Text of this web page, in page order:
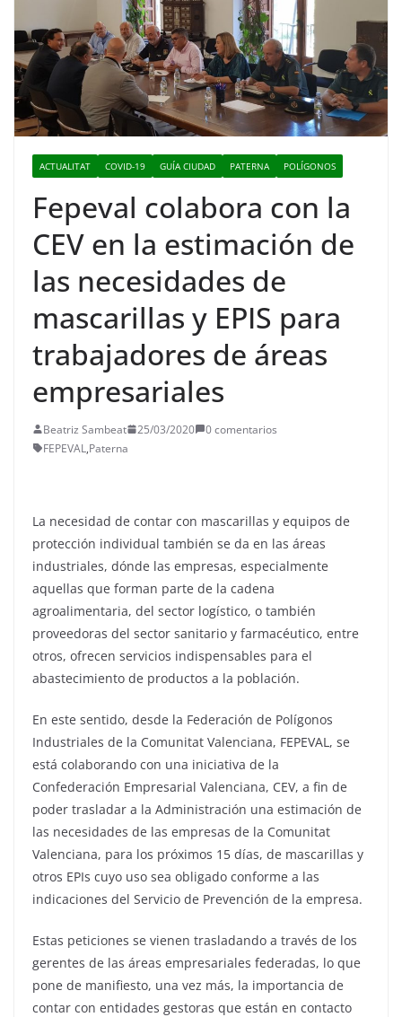
ACTUALITAT COVID-19 GUÍA CIUDAD PATERNA POLÍGONOS
Fepeval colabora con la
CEV en la estimación de
las necesidades de
mascarillas y EPIS para
trabajadores de áreas
empresariales
Beatriz Sambeat 25/03/2020
0 comentarios
FEPEVAL,Paterna
La necesidad de contar con mascarillas y equipos de
protección individual también se da en las áreas
industriales, dónde las empresas, especialmente
aquellas que forman parte de la cadena
agroalimentaria, del sector logístico, o también
proveedoras del sector sanitario y farmacéutico, entre
otros, ofrecen servicios indispensables para el
abastecimiento de productos a la población.
En este sentido, desde la Federación de Polígonos
Industriales de la Comunitat Valenciana, FEPEVAL, se
está colaborando con una iniciativa de la
Confederación Empresarial Valenciana, CEV, a fin de
poder trasladar a la Administración una estimación de
las necesidades de las empresas de la Comunitat
Valenciana, para los próximos 15 días, de mascarillas y
otros EPIs cuyo uso sea obligado conforme a las
indicaciones del Servicio de Prevención de la empresa.
Estas peticiones se vienen trasladando a través de los
gerentes de las áreas empresariales federadas, lo que
pone de manifiesto, una vez más, la importancia de
contar con entidades gestoras que están en contacto